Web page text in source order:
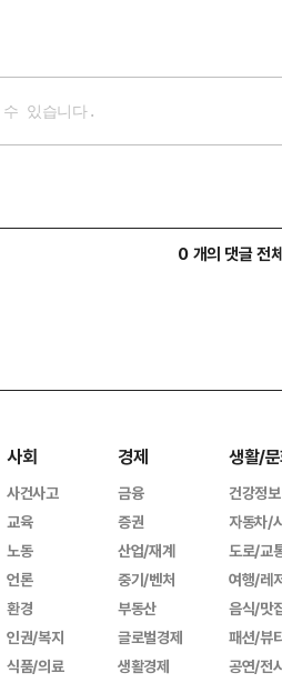
0 개의 댓글 전
사회
사건사고
교육
노동
언론
환경
인권/복지
식품/의료
경제
금융
증권
산업/재계
중기/벤처
부동산
글로벌경제
생활경제
생활/
건강정보
자동차/
도로/교
여행/레
음식/맛
패션/뷰
공연/전